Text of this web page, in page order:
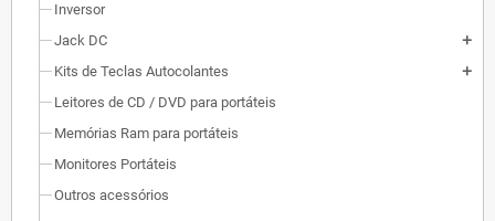
Inversor
Jack DC
add
Kits de Teclas Autocolantes add
Leitores de CD / DVD para portáteis
Memórias Ram para portáteis
Monitores Portáteis
Outros acessórios